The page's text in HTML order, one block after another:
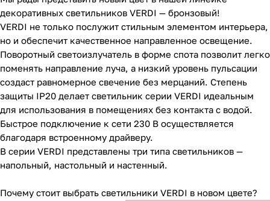
декоративных светильников VERDI — бронзовый!
VERDI не только послужит стильным элементом интерьера,
но и обеспечит качественное направленное освещение.
Поворотный светоизлучатель в форме спота позволит легко
поменять направление луча, а низкий уровень пульсации
создаст равномерное свечение без мерцаний. Степень
защиты IP20 делает светильник серии VERDI идеальным
для использования в помещениях без контакта с водой.
Быстрое подключение к сети 230 В осуществляется
благодаря встроенному драйверу.
В серии VERDI представлены три типа светильников —
напольный, настольный и настенный.
Почему стоит выбрать светильники VERDI в новом цвете?